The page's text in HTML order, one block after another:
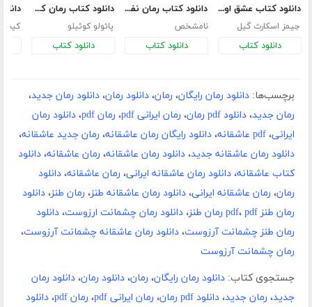
دانلود کتاب عشق اونیونگ
جیمز اسکارث گیل
دانلود کتاب
دانلود کتاب رمان نفوذ ناپذیر
نامشخص
دانلود کتاب
دانلود کتاب رمان کیمیاگر
پائولو کوئیلو
دانلود کتاب
کیم
برچسب‌ها: دانلود رمان رایگان، رمان، دانلود رمان، دانلود رمان جدید،
رمان جدید، دانلود pdf رمان ، رمان ایرانی pdf ، رمان pdf ، دانلود رمان
ایرانی، pdf عاشقانه ، دانلود رایگان رمان عاشقانه، رمان جدید عاشقانه،
دانلود رمان عاشقانه جدید، دانلود رمان عاشقانه، رمان عاشقانه، دانلود
کتاب عاشقانه، دانلود رمان عاشقانه ایرانی، رمان عاشقانه، دانلود
رمان، رمان عاشقانه ایرانی، دانلود رمان عاشقانه طنز، رمان طنز، دانلود
رمان طنز pdf
، pdf رمان طنز ، دانلود رمان چشمانت ارزوست، دانلود
رمان طنز چشمانت آرزوست، دانلود رمان عاشقانه چشمانت آرزوست،
رمان چشمانت آرزوست
جستجوی کتاب: دانلود رمان رایگان، رمان، دانلود رمان، دانلود رمان
جدید، رمان جدید، دانلود pdf رمان ، رمان ایرانی pdf ، رمان pdf ، دانلود